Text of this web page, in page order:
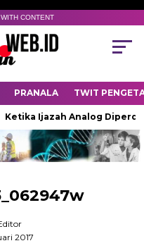
CONTENT
PRANALA TWIT
Ijazah Analog
2017